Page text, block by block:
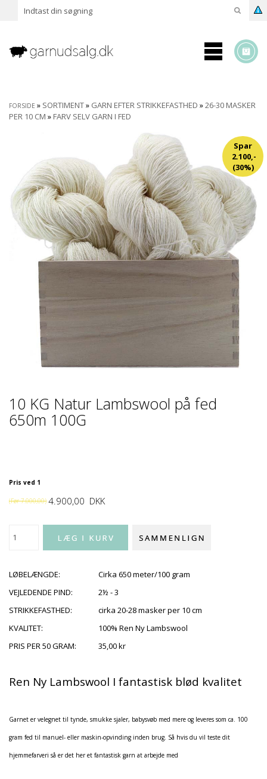
FORSIDE » SORTIMENT» GARN EFTER STRIKKEFASTHED »26-30 MASKER
PER 10 CM » FARV SELV GARN I FED
Spar
2.100,-
(30%)
10 KG Natur Lambswool på fed
650m 100G
Pris ved 1
(Før7.000,00) 4.900,00 DKK
LØBELÆNGDE:
VEJLEDENDE PIND:
STRIKKEFASTHED:
KVALITET:
PRIS PER 50 GRAM:
Cirka 650 meter/100 gram
2½ - 3
cirka 20-28 masker per 10 cm
100% Ren Ny Lambswool
35,00 kr
Ren Ny Lambswool I fantastisk blød kvalitet
Garnet er velegnet til tynde, smukke sjaler, babysvøb med mere og leveres som ca. 100
gram fed til manuel- eller maskin-opvinding inden brug. Så hvis du vil teste dit
hjemmefarveri så er det her et fantastisk garn at arbejde med